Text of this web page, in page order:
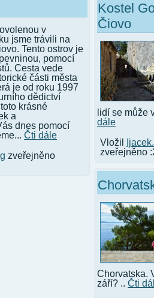
v
jsme trávili na
Tento ostrov je
pomocí
Cesta vede
části města
je od roku 1997
dědictví
krásné
a
dnes pomocí
Čti dále
zveřejněno
Kostel
Čiovo
lidí se může
dále
Vložil
zveřejněno
Chorvatska.
září? .. Čti